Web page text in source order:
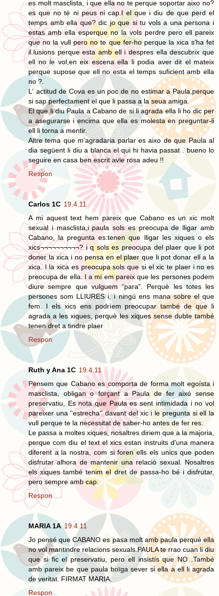
es molt masclista, i que ella no te perque soportar aixo no?
es que no té ni peus ni cap.I el que i diu de que perd el
temps amb ella que? dic jo que si tu vols a una persona i
estas amb ella esperque no la vols perdre pero ell pareix
que no la vull pero no te que fer-ho perque la xica s'ha fet
il.lusions perque esta amb ell i despres ella descubrix que
ell no le vol,en eix escena ella li podia aver dit el mateix
perque supose que ell no esta el temps suficient amb ella
no ?.
L' actitud de Cova es un poc de no estimar a Paula,perque
si sap perfectament el que li passa a la seua amiga.
El que li diu Paula a Cabano de si li agrada ella li ho dic per
a asegurarse i encima que ella es molesta en preguntar-li
ell li torna a mentir.
Altre tema que m'agradaria parlar es aixo de que Paula al
dia següent li diu a blanca el qui hi havia passat . bueno lo
seguire en casa ben escrit avle rosa adeu !!
Respon
Carlos 1C 19.4.11
A mi aquest text hem pareix que Cabano es un xic molt
sexual i masclista,i paula sols es preocupa de lligar amb
Cabano, la pregunta es:tenen que lligar les xiques o els
xics¬¬¬¬¬¬¬¬¬¬? i q sols es preocupa del plaer que li pot
doner la xica i no pensa en el plaer que li pot donar ell a la
xica. I la xica es preocupa sols que si el xic te plaer i no es
preocupa de ella. I a mi em pareix que les persones podem
diure sempre que vulguem “para”. Perquè les totes les
persones som LLIURES i, i ningú ens mana sobre el que
fem. I els xics ens podríem preocupar també de que li
agrada a les xiques, perquè les xiques sense dubte també
tenen dret a tindre plaer
Respon
Ruth y Ana 1C 19.4.11
Pensem que Cabano es comporta de forma molt egoísta i
masclista, obligan o forçant a Paula de fer aixó sense
preservatiu, Es nota que Paula es sent intimidada i no vol
pareixer una ''estrecha'' davant del xic i le pregunta si ell la
vull perque te la necessitat de saber-ho antes de fer res.
Le passa a moltes xiques, nosaltres diriem que a la majoria,
perque com diu el text el xics estan instruits d'una manera
diferent a la nostra, com si foren ells els unics que poden
disfrutar alhora de mantenir una relació sexual. Nosaltres
els xiques també tenim el dret de passa-ho bé i disfrutar,
pero sempre amb cap.
Respon
MARIA 1A 19.4.11
Jo pensé que CABANO es pasa molt amb paula perquè ella
no vol mantindre relacions sexuals.PAULA te rrao cuan li diu
que si fic el preservatiu, pero ell insistís que NO .També
amb pareix be que paula boïga sever si ella a ell li agrada
de veritat. FIRMAT MARIA.
Respon